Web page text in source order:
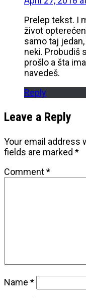
Prelep tekst. I
život
samo taj
neki. Probudiš
prošlo a šta
navedeš.
Reply
Leave a Reply
Your email address
fields are marked *
Comment*
Name *